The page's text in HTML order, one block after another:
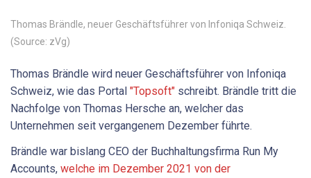
Thomas Brändle, neuer Geschäftsführer von Infoniqa Schweiz.
(Source: zVg)
Thomas Brändle wird neuer Geschäftsführer von Infoniqa
Schweiz, wie das Portal "Topsoft" schreibt. Brändle tritt die
Nachfolge von Thomas Hersche an, welcher das
Unternehmen seit vergangenem Dezember führte.
Brändle war bislang CEO der Buchhaltungsfirma Run My
Accounts, welche im Dezember 2021 von der